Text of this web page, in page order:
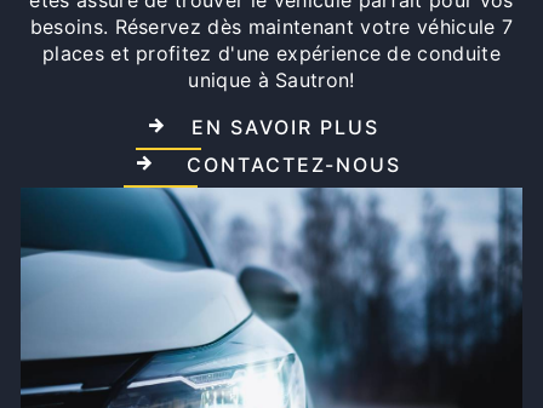
besoins. Réservez dès maintenant votre véhicule 7
places et profitez d'une expérience de conduite
unique à Sautron!
EN SAVOIR PLUS
CONTACTEZ-NOUS